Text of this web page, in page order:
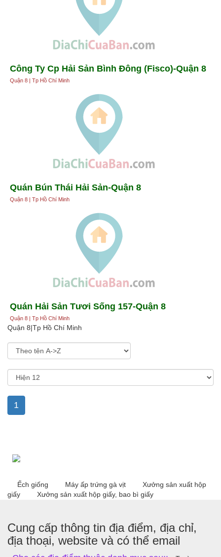
Công Ty Cp Hải Sản Bình Đông (Fisco)-Quận 8
Quận 8 | Tp Hồ Chí Minh
Quán Bún Thái Hải Sản-Quận 8
Quận 8 | Tp Hồ Chí Minh
Quán Hải Sản Tươi Sống 157-Quận 8
Quận 8 | Tp Hồ Chí Minh
Quận 8|Tp Hồ Chí Minh
1
Ếch giống Máy ấp trứng gà vịt
Xưởng sản xuất hộp
giấy
Xưởng sản xuất hộp giấy, bao bì giấy
Cung cấp thông tin địa điểm, địa chỉ,
địa thoại, website và có thể email